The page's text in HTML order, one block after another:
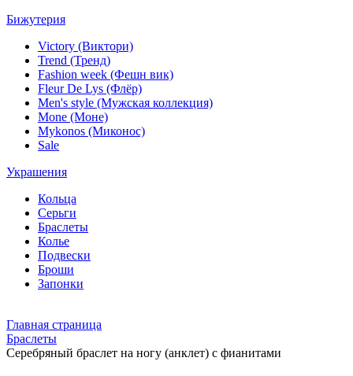
Бижутерия
Victory (Виктори)
Trend (Тренд)
Fashion week (Фешн вик)
Fleur De Lys (Флёр)
Men's style (Мужская коллекция)
Mone (Моне)
Mykonos (Миконос)
Sale
Украшения
Кольца
Серьги
Браслеты
Колье
Подвески
Броши
Запонки
Главная страница
Браслеты
Серебряный браслет на ногу (анклет) с фианитами